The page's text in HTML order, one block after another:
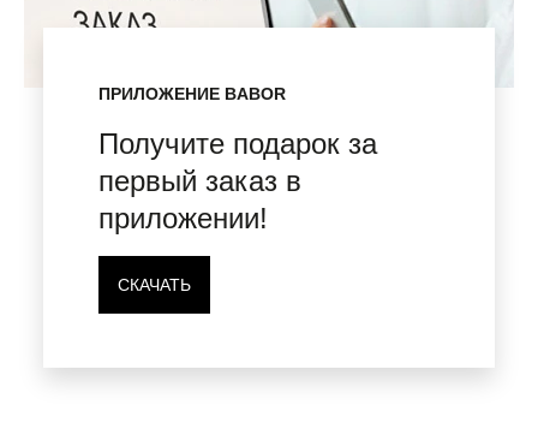
ПРИЛОЖЕНИЕ BABOR
Получите подарок за
первый заказ в
приложении!
СКАЧАТЬ